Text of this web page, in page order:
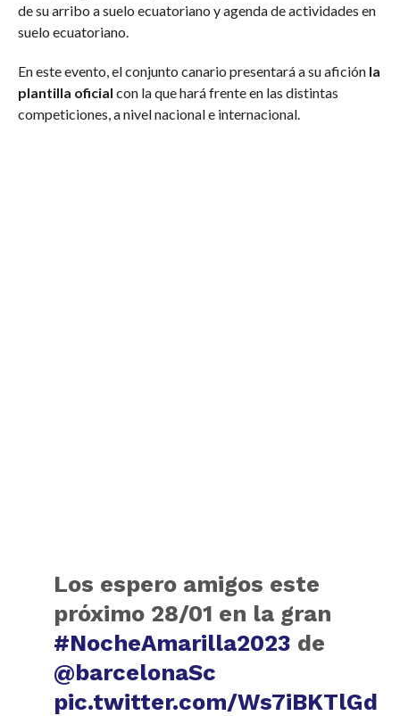
de su arribo a suelo ecuatoriano y agenda de actividades en
suelo ecuatoriano.
En este evento, el conjunto canario presentará a su afición la
plantilla oficial con la que hará frente en las distintas
competiciones, a nivel nacional e internacional.
Los espero amigos este
próximo 28/01 en la gran
#NocheAmarilla2023 de
@barcelonaSc
pic.twitter.com/Ws7iBKTlGd